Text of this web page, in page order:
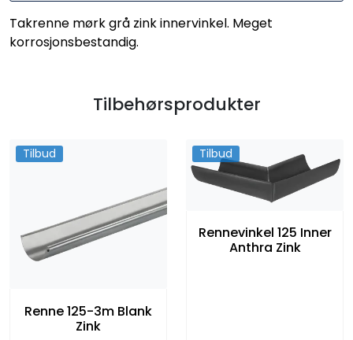
Takrenne mørk grå zink innervinkel. Meget
korrosjonsbestandig.
Tilbehørsprodukter
Tilbud
Renne 125-3m Blank
Zink
Tilbud
Rennevinkel 125 Inner
Anthra Zink